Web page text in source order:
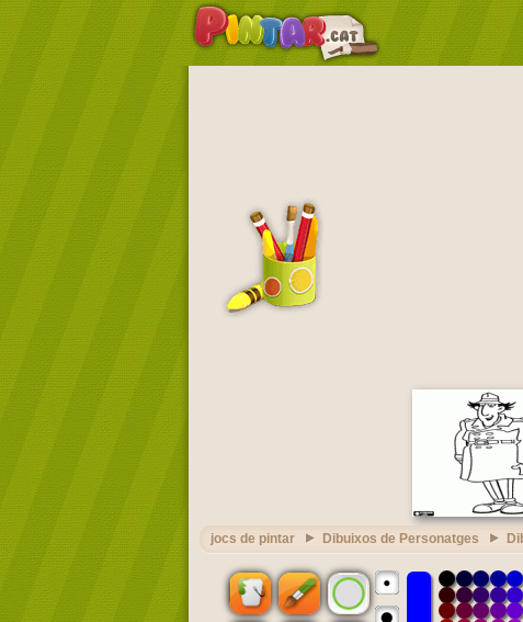
jocs de pintar Dibuixos de Personatges